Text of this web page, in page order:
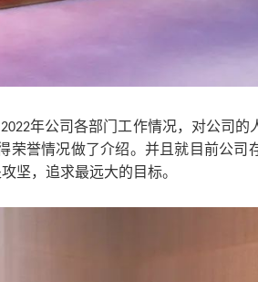
2022年公司各部门工作情况，对公司的
荣誉情况做了介绍。并且就目前公司
坚，追求最远大的目标。